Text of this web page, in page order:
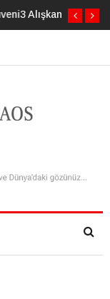
Geciktirebilir